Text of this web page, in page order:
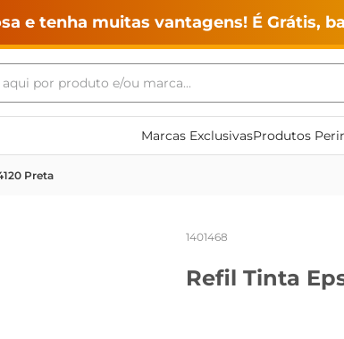
e tenha muitas vantagens! É Grátis,
por produto e/ou marca...
Marcas ExclusivasProdutos
Preta
1401468
Refil Tinta
buscados
lavar